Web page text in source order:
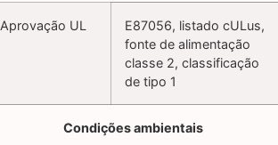
Aprovação UL
E87056, listado cULus,
fonte de alimentação
classe 2, classificação
de tipo 1
Condições ambientais